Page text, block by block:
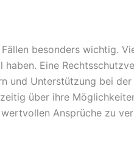
besonders wichtig.
Eine
und Unterstützung bei
über ihre
Ansprüche zu